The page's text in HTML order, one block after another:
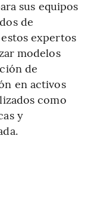
sus equipos
de
expertos
modelos
de
en activos
como
y